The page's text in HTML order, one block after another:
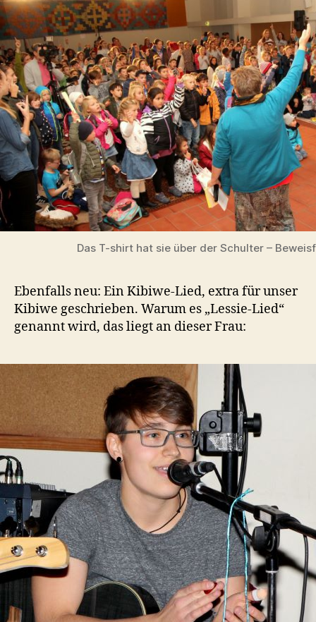
Das T-shirt hat sie über der Schulter –
Ebenfalls neu: Ein Kibiwe-Lied, extra für unser
Kibiwe geschrieben. Warum es „Lessie-Lied“
genannt wird, das liegt an dieser Frau: